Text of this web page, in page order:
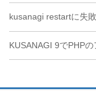
kusanagi restartに失
KUSANAGI 9でPHP